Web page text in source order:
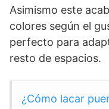
Asimismo este
colores según el
perfecto para
resto de espacios.
¿Cómo lacar